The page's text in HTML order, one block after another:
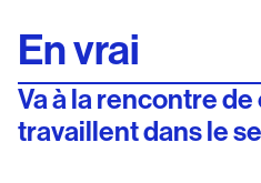
En vrai
Va à la rencontre
travaillent dans le